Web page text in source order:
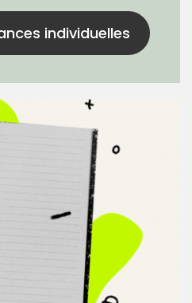
individuelles